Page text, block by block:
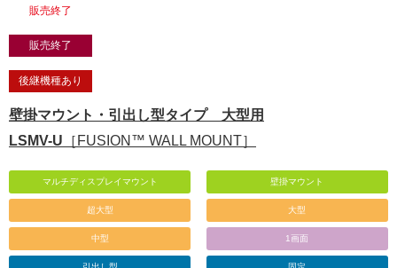
販売終了
販売終了
後継機種あり
壁掛マウント・引出し型タイプ 大型用
LSMV-U ［FUSION™ WALL MOUNT］
マルチディスプレイマウント 壁掛マウント
超大型 大型
中型 1画面